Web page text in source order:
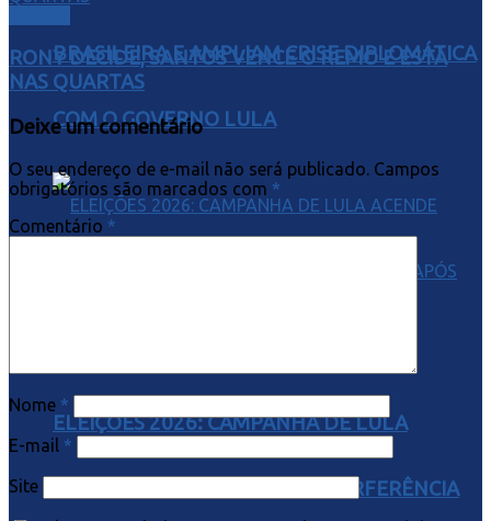
BRASILEIRA E AMPLIAM CRISE DIPLOMÁTICA
COM O GOVERNO LULA
ELEIÇÕES 2026: CAMPANHA DE LULA
ACENDE ALERTA CONTRA INTERFERÊNCIA
RONY DECIDE, SANTOS VENCE O REMO E ESTÁ
NAS QUARTAS
Deixe um comentário
O seu endereço de e-mail não será publicado. Campos
obrigatórios são marcados com *
Comentário *
Nome *
E-mail *
Site